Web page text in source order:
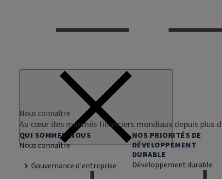
Nous connaître
Au cœur des marchés financiers mondiaux depuis plus
QUI SOMMES-NOUS
Nous connaître
Gouvernance d'entreprise
NOS PRIORITÉS DE
DÉVELOPPEMENT
DURABLE
Développement durable